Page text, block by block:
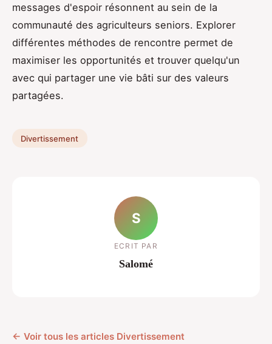
messages d'espoir résonnent au sein de la
communauté des agriculteurs seniors. Explorer
différentes méthodes de rencontre permet de
maximiser les opportunités et trouver quelqu'un
avec qui partager une vie bâti sur des valeurs
partagées.
Divertissement
S
ECRIT PAR
Salomé
← Voir tous les articles Divertissement